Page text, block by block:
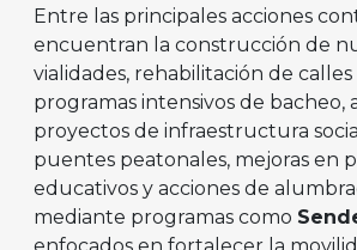
Entre las principales acciones
encuentran la construcción de
vialidades, rehabilitación de
programas intensivos de bacheo,
proyectos de infraestructura
puentes peatonales, mejoras en
educativos y acciones de
mediante programas como